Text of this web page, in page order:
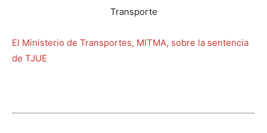
El Ministerio de Transportes, MITMA, sobre la sentencia
de TJUE